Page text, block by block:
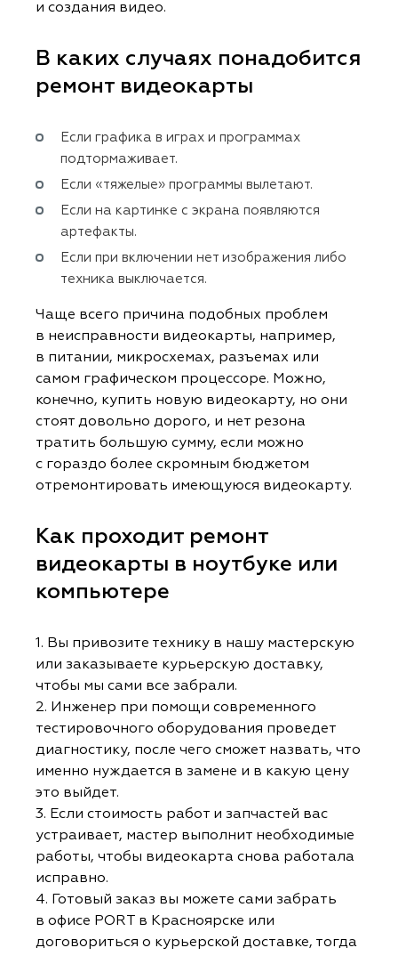
и создания видео.
В каких случаях понадобится
ремонт видеокарты
Если графика в играх и программах
подтормаживает.
Если «тяжелые» программы вылетают.
Если на картинке с экрана появляются
артефакты.
Если при включении нет изображения либо
техника выключается.
Чаще всего причина подобных проблем
в неисправности видеокарты, например,
в питании, микросхемах, разъемах или
самом графическом процессоре. Можно,
конечно, купить новую видеокарту, но они
стоят довольно дорого, и нет резона
тратить большую сумму, если можно
с гораздо более скромным бюджетом
отремонтировать имеющуюся видеокарту.
Как проходит ремонт
видеокарты в ноутбуке или
компьютере
1. Вы привозите технику в нашу мастерскую
или заказываете курьерскую доставку,
чтобы мы сами все забрали.
2. Инженер при помощи современного
тестировочного оборудования проведет
диагностику, после чего сможет назвать, что
именно нуждается в замене и в какую цену
это выйдет.
3. Если стоимость работ и запчастей вас
устраивает, мастер выполнит необходимые
работы, чтобы видеокарта снова работала
исправно.
4. Готовый заказ вы можете сами забрать
в офисе PORT в Красноярске или
договориться о курьерской доставке, тогда